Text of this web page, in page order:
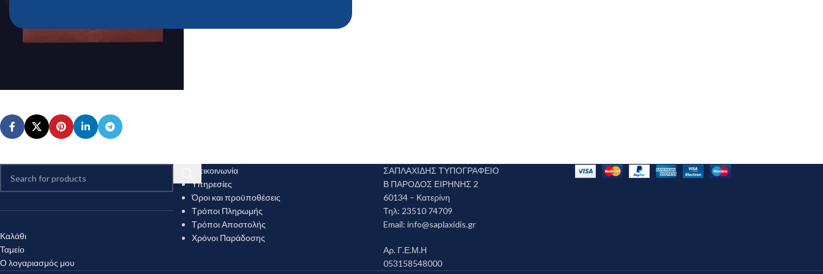
Καλάθι
Ταμείο
Ο λογαριασμός μου
Επικοινωνία
Υπηρεσίες
Όροι και προϋποθέσεις
Τρόποι Πληρωμής
Τρόποι Αποστολής
Χρόνοι Παράδοσης
ΣΑΠΛΑΧΙΔΗΣ ΤΥΠΟΓΡΑΦΕΙΟ
Β ΠΑΡΟΔΟΣ ΕΙΡΗΝΗΣ 2
60134 – Κατερίνη
Τηλ: 23510 74709
Email: info@saplaxidis.gr
Αρ. Γ.Ε.Μ.Η
053158548000